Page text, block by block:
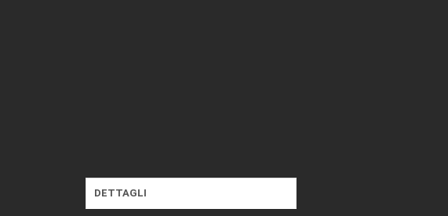
DETTAGLI